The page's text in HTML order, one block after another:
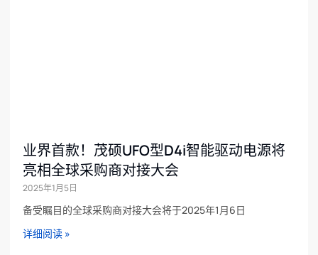
业界首款！茂硕UFO型D4i智能驱动电源将
亮相全球采购商对接大会
2025年1月5日
备受瞩目的全球采购商对接大会将于2025年1月6日
详细阅读 »